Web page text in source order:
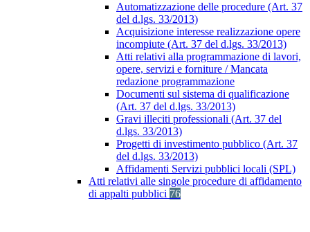
Automatizzazione delle procedure (Art. 37
del d.lgs. 33/2013)
Acquisizione interesse realizzazione opere
incompiute (Art. 37 del d.lgs. 33/2013)
Atti relativi alla programmazione di lavori,
opere, servizi e forniture / Mancata
redazione programmazione
Documenti sul sistema di qualificazione
(Art. 37 del d.lgs. 33/2013)
Gravi illeciti professionali (Art. 37 del
d.lgs. 33/2013)
Progetti di investimento pubblico (Art. 37
del d.lgs. 33/2013)
Affidamenti Servizi pubblici locali (SPL)
Atti relativi alle singole procedure di affidamento
di appalti pubblici 76